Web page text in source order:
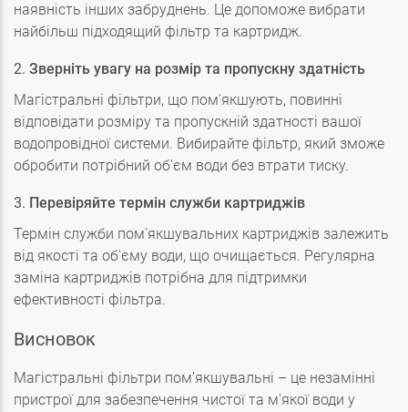
наявність інших забруднень. Це допоможе вибрати
найбільш підходящий фільтр та картридж.
2. Зверніть увагу на розмір та пропускну здатність
Магістральні фільтри, що пом'якшують, повинні
відповідати розміру та пропускній здатності вашої
водопровідної системи. Вибирайте фільтр, який зможе
обробити потрібний об'єм води без втрати тиску.
3. Перевіряйте термін служби картриджів
Термін служби пом'якшувальних картриджів залежить
від якості та об'єму води, що очищається. Регулярна
заміна картриджів потрібна для підтримки
ефективності фільтра.
Висновок
Магістральні фільтри пом'якшувальні – це незамінні
пристрої для забезпечення чистої та м'якої води у